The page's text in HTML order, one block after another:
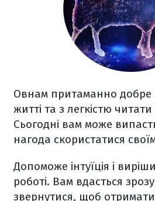
Овнам притаманно добре
житті та з легкістю
Сьогодні вам може
нагода скористатися
Допоможе інтуїція і
роботі. Вам вдасться
звернутися, щоб